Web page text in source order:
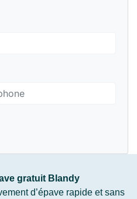
gratuit Blandy
d’épave rapide et sans